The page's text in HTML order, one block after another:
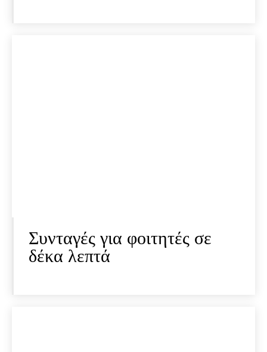
Συνταγές για φοιτητές σε
δέκα λεπτά